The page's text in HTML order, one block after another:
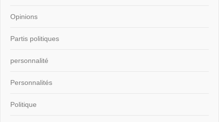
Opinions
Partis politiques
personnalité
Personnalités
Politique